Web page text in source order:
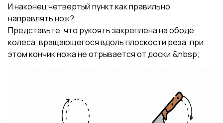
И наконец четвертый пункт как правильно
направлять нож?
Представьте, что рукоять закреплена на ободе
колеса, вращающегося вдоль плоскости реза, при
этом кончик ножа не отрывается от доски.&nbsp;